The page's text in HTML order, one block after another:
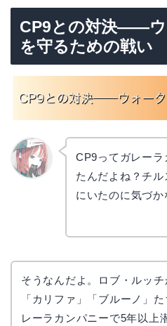
CP9との対決——ウ
を守るための戦い
CP9ってガレー
たんだよね？チ
にいたのに気づ
そうなんだよ。ロブ・ルッチ
「カリファ」「ブルーノ」
レーラカンパニーで5年以上